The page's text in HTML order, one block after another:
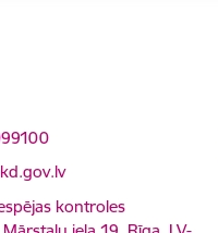
kontroles